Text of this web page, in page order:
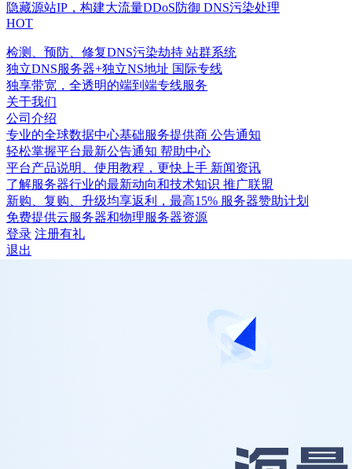
隐藏源站IP，构建大流量DDoS防御 DNS污染处理
HOT
检测、预防、修复DNS污染劫持 站群系统
独立DNS服务器+独立NS地址 国际专线
独享带宽，全透明的端到端专线服务
关于我们
公司介绍
专业的全球数据中心基础服务提供商 公告通知
轻松掌握平台最新公告通知 帮助中心
平台产品说明、使用教程，更快上手 新闻资讯
了解服务器行业的最新动向和技术知识 推广联盟
新购、复购、升级均享返利，最高15% 服务器赞助计划
免费提供云服务器和物理服务器资源
登录 注册有礼
退出